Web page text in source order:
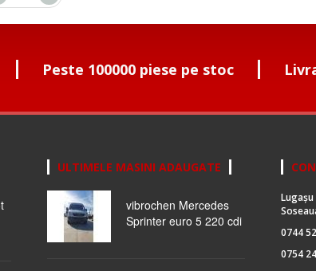
Peste 100000 piese pe stoc
ULTIMELE MASINI ADAUGATE
vibrochen Mercedes
Sprinter euro 5 220 cdi
Lugașu
0744
0754